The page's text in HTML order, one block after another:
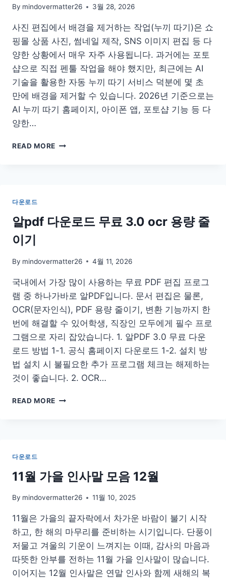
법
음
By mindovermatter26 3월 28, 2026
사진 편집에서 배경을 제거하는 작업(누끼 따기)은 쇼
핑몰 상품 사진, 썸네일 제작, SNS 이미지 편집 등 다
양한 상황에서 매우 자주 사용됩니다. 과거에는 포토
샵으로 직접 펜툴 작업을 해야 했지만, 최근에는 AI
기술을 활용한 자동 누끼 따기 서비스 덕분에 몇 초
만에 배경을 제거할 수 있습니다. 2026년 기준으로는
AI 누끼 따기 홈페이지, 아이폰 앱, 포토샵 기능 등 다
양한…
READ MORE 누
지
포
–
끼
따
기
사
이
트
아
이
폰
어
AI
다운로드
알pdf 다운로드 무료 3.0 ocr 용량 줄
이기
By mindovermatter26 4월 11, 2026
국내에서 가장 많이 사용하는 무료 PDF 편집 프로그
램 중 하나가바로 알PDF입니다. 문서 편집은 물론,
OCR(문자인식), PDF 용량 줄이기, 변환 기능까지 한
번에 해결할 수 있어학생, 직장인 모두에게 필수 프로
그램으로 자리 잡았습니다. 1. 알PDF 3.0 무료 다운
로드 방법 1-1. 공식 홈페이지 다운로드 1-2. 설치 방
법 설치 시 불필요한 추가 프로그램 체크는 해제하는
것이 좋습니다. 2. OCR…
READ MORE
료
3.0
OCR
량
이
기
다운로드
11월 가을 인사말 모음 12월
By mindovermatter26 11월 10, 2025
11월은 가을의 끝자락에서 차가운 바람이 불기 시작
하고, 한 해의 마무리를 준비하는 시기입니다. 단풍이
저물고 겨울의 기운이 느껴지는 이때, 감사의 마음과
따뜻한 안부를 전하는 11월 가을 인사말이 많습니다.
이어지는 12월 인사말은 연말 인사와 함께 새해의 복